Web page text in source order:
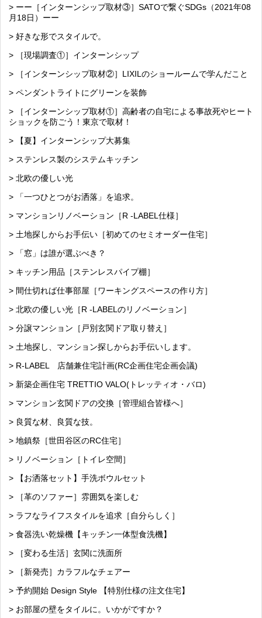
> ーー［インターンシップ取材③］SATOで繋ぐSDGs（2021年08
月18日）ーー
> 好きな形でスタイルで。
> ［現場調査①］インターンシップ
> ［インターンシップ取材②］LIXILのショールームで学んだこと
> ペンダントライトにグリーンを装飾
> ［インターンシップ取材①］高齢者の自宅による事故死やヒート
ショックを防ごう！東京で取材！
> 【夏】インターンシップ大募集
> ステンレス製のシステムキッチン
> 北欧の優しい光
> 「一つひとつがお洒落」を追求。
> マンションリノベーション［R -LABEL仕様］
> 土地探しからお手伝い［初めてのセミオーダー住宅］
> 「窓」は誰が選ぶべき？
> キッチン用品［ステンレスパイプ棚］
> 間仕切れば仕事部屋［ワーキングスペースの作り方］
> 北欧の優しい光［R -LABELのリノベーション］
> 分譲マンション［戸別玄関ドア取り替え］
> 土地探し、マンション探しからお手伝いします。
> R-LABEL 店舗兼住宅計画(RC企画住宅企画会議)
> 新築企画住宅 TRETTIO VALO(トレッティオ・バロ)
> マンション玄関ドアの交換［管理組合皆様へ］
> 良質な材、良質な技。
> 地鎮祭［世田谷区のRC住宅］
> リノベーション［トイレ空間］
> 【お洒落セット】手洗ボウルセット
> ［革のソファー］雰囲気を楽しむ
> ラフなライフスタイルを追求［自分らしく］
> 食器洗い乾燥機【キッチン一体型食洗機】
> ［変わる生活］玄関に洗面所
> ［新発売］カラフルなチェアー
> 予約開始 Design Style 【特別仕様の注文住宅】
> お部屋の壁をタイルに。いかがですか？